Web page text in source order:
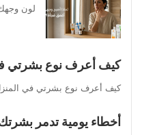
لون
كيف أعرف نوع بشرتي
كيف أعرف نوع بشرتي في
أخطاء يومية تدمر